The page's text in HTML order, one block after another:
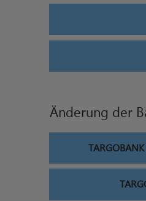
Änderung der